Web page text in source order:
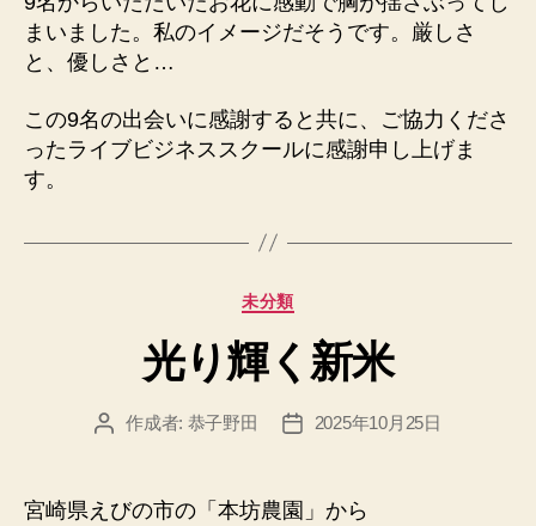
まいました。私のイメージだそうです。厳しさ
と、優しさと…
この9名の出会いに感謝すると共に、ご協力くださ
ったライブビジネススクールに感謝申し上げま
す。
カ
ゴ
リ
未分類
光り輝く新米
投 作成者: 恭子野田
投
2025年10月25日
宮崎県えびの市の「本坊農園」から